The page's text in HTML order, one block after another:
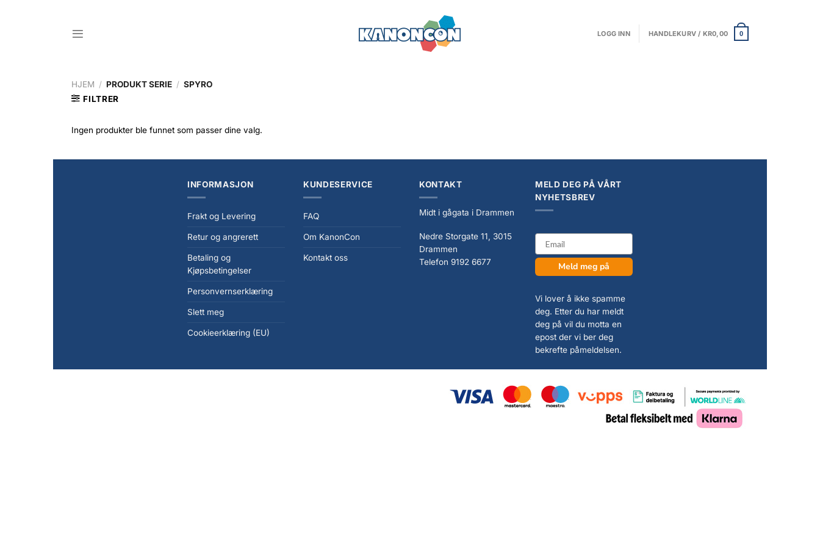
content
LOGG INN HANDLEKURV / KR0,00 0
HJEM / PRODUKT SERIE / SPYRO
FILTRER
Ingen produkter ble funnet som passer dine valg.
INFORMASJON
Frakt og Levering
Retur og angrerett
Betaling og
Kjøpsbetingelser
Personvernserklæring
Slett meg
Cookieerklæring (EU)
KUNDESERVICE
FAQ
Om KanonCon
Kontakt oss
KONTAKT
Midt i gågata i Drammen
Nedre Storgate 11, 3015
Drammen
Telefon 9192 6677
MELD DEG PÅ VÅRT
NYHETSBREV
email
Meld meg på
Vi lover å ikke spamme
deg. Etter du har meldt
deg på vil du motta en
epost der vi ber deg
bekrefte påmeldelsen.